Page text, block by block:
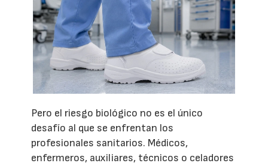
Pero el riesgo biológico no es el único
desafío al que se enfrentan los
profesionales sanitarios. Médicos,
enfermeros, auxiliares, técnicos o celadores